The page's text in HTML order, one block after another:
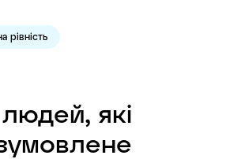
рівність
які